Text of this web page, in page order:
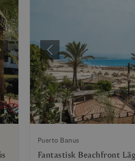
Föregående
Puerto Banus
Fantastisk Beachfront